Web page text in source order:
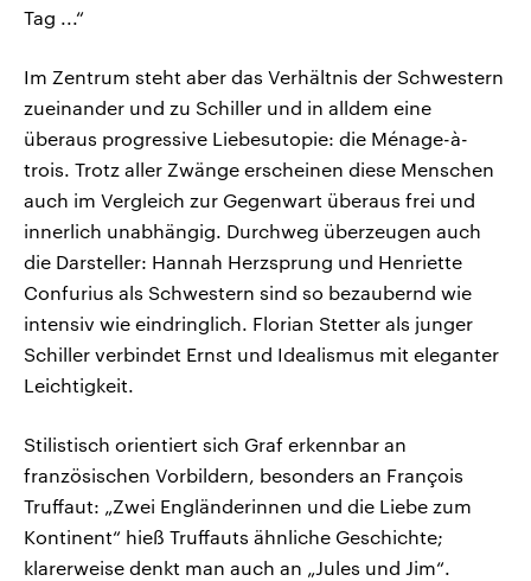
Tag ...“
Im Zentrum steht aber das Verhältnis der Schwestern
zueinander und zu Schiller und in alldem eine
überaus progressive Liebesutopie: die Ménage-à-
trois. Trotz aller Zwänge erscheinen diese Menschen
auch im Vergleich zur Gegenwart überaus frei und
innerlich unabhängig. Durchweg überzeugen auch
die Darsteller: Hannah Herzsprung und Henriette
Confurius als Schwestern sind so bezaubernd wie
intensiv wie eindringlich. Florian Stetter als junger
Schiller verbindet Ernst und Idealismus mit eleganter
Leichtigkeit.
Stilistisch orientiert sich Graf erkennbar an
französischen Vorbildern, besonders an François
Truffaut: „Zwei Engländerinnen und die Liebe zum
Kontinent“ hieß Truffauts ähnliche Geschichte;
klarerweise denkt man auch an „Jules und Jim“.